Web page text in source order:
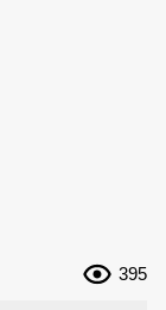
395